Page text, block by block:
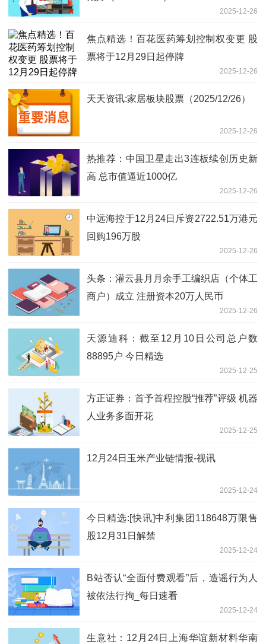
2025-12-26
焦点精选！百花医药筹划控制权变更 股
票将于12月29日起停牌
2025-12-26
天天资讯:家居板块股票（2025/12/26）
2025-12-26
热推荐：中国卫星走出3连板续创历史新
高 总市值逼近1000亿
2025-12-26
中远海控于12月24日斥资2722.51万港元
回购196万股
2025-12-26
头条：灌云县月月余手工编织店（个体工
商户）成立 注册资本20万人民币
2025-12-26
天源迪科：截至12月10日公司总户数
88895户 今日精选
2025-12-25
方正证券：首予首程控股“推荐”评级 机器
人业务多面开花
2025-12-25
12月24日玉米产业链情报-视讯
2025-12-24
今日精选:[快讯]中利集团118648万限售
股12月31日解禁
2025-12-24
B站否认“全面付费观看”后，造谣行为人
被依法行拘_每日速看
2025-12-24
生意社：12月24日上海华谊新材料华南